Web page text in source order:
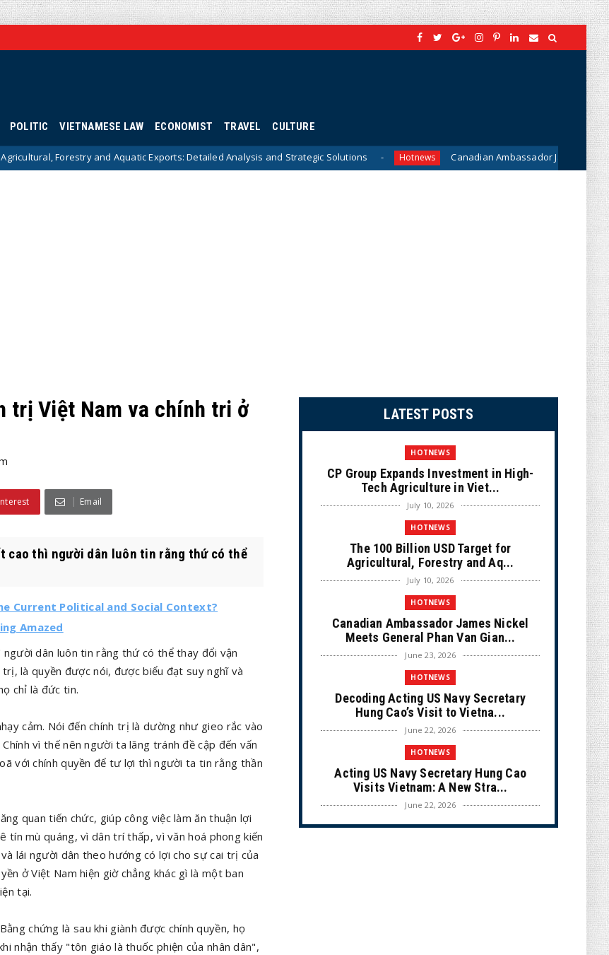
POLITIC VIETNAMESE LAW ECONOMIST TRAVEL CULTURE
and Aquatic Exports: Detailed Analysis and Strategic Solutions Hotnews Canadian Ambassador James Nickel Meets
trị Việt Nam va chính tri ở
Email
cao thì người dân luôn tin rằng thứ có thể
Current Political and Social Context?
Amazed
dân luôn tin rằng thứ có thể thay đổi vận
trị, là quyền được nói, được biểu đạt suy nghĩ và
chỉ là đức tin.
cảm. Nói đến chính trị là dường như gieo rắc vào
vì thế nên người ta lãng tránh đề cập đến vấn
với chính quyền để tư lợi thì người ta tin rằng thần
quan tiến chức, giúp công việc làm ăn thuận lợi
tín mù quáng, vì dân trí thấp, vì văn hoá phong kiến
lái người dân theo hướng có lợi cho sự cai trị của
ở Việt Nam hiện giờ chẳng khác gì là một ban
tại.
chứng là sau khi giành được chính quyền, họ
nhận thấy "tôn giáo là thuốc phiện của nhân dân",
LATEST POSTS
HOTNEWS
CP Group Expands Investment in High-
Tech Agriculture in Viet...
July 10, 2026
HOTNEWS
The 100 Billion USD Target for
Agricultural, Forestry and Aq...
July 10, 2026
HOTNEWS
Canadian Ambassador James Nickel
Meets General Phan Van Gian...
June 23, 2026
HOTNEWS
Decoding Acting US Navy Secretary
Hung Cao’s Visit to Vietna...
June 22, 2026
HOTNEWS
Acting US Navy Secretary Hung Cao
Visits Vietnam: A New Stra...
June 22, 2026
CULTURE